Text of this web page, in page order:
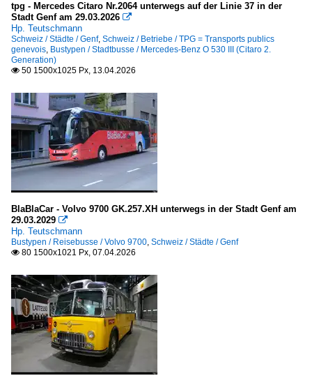
tpg - Mercedes Citaro Nr.2064 unterwegs auf der Linie 37 in der
Stadt Genf am 29.03.2026 
Hp. Teutschmann
Schweiz / Städte / Genf, Schweiz / Betriebe / TPG = Transports publics
genevois, Bustypen / Stadtbusse / Mercedes-Benz O 530 III (Citaro 2.
Generation)
 50 1500x1025 Px, 13.04.2026
BlaBlaCar - Volvo 9700 GK.257.XH unterwegs in der Stadt Genf am
29.03.2029 
Hp. Teutschmann
Bustypen / Reisebusse / Volvo 9700, Schweiz / Städte / Genf
 80 1500x1021 Px, 07.04.2026